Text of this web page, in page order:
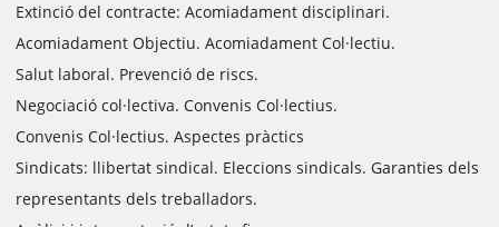
Extinció del contracte: Acomiadament disciplinari.
Acomiadament Objectiu. Acomiadament Col·lectiu.
Salut laboral. Prevenció de riscs.
Negociació col·lectiva. Convenis Col·lectius.
Convenis Col·lectius. Aspectes pràctics
Sindicats: llibertat sindical. Eleccions sindicals. Garanties dels
representants dels treballadors.